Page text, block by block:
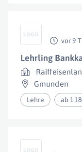
vor 9 T
Lehrling
Gmunden
Lehre ab